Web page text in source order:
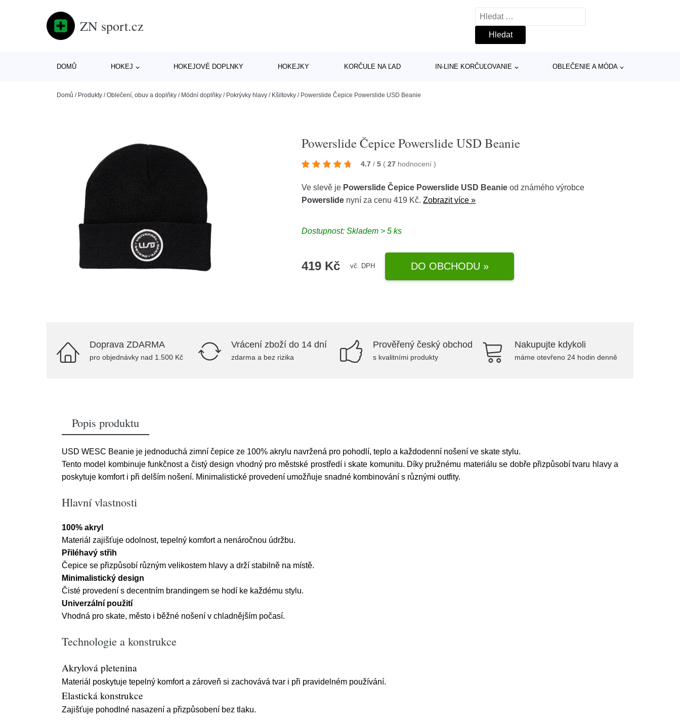
ZN sport.cz
Vyhledávání
DOMŮ HOKEJ HOKEJOVÉ DOPLNKY HOKEJKY KORČULE NA ĽAD IN-LINE KORČUĽOVANIE OBLEČENIE A MÓDA
Domů / Produkty /Oblečení, obuv a doplňky / Módní doplňky / Pokrývky hlavy / Kšiltovky / Powerslide Čepice Powerslide USD Beanie
Powerslide Čepice Powerslide USD Beanie
4.7 / 5 ( 27 hodnocení)
Ve slevě je Powerslide Čepice Powerslide USD Beanie od známého výrobce
Powerslide nyní za cenu 419 Kč.Zobrazit více »
Dostupnost: Skladem > 5 ks
419 Kč vč. DPH DO OBCHODU »
Doprava ZDARMA
pro objednávky nad 1.500 Kč
Vrácení zboží do 14 dní
zdarma a bez rizika
Prověřený český obchod
s kvalitními produkty
Nakupujte kdykoli
máme otevřeno 24 hodin denně
Popis produktu
USD WESC Beanie je jednoduchá zimní čepice ze 100% akrylu navržená pro pohodlí, teplo a každodenní nošení ve skate stylu.
Tento model kombinuje funkčnost a čistý design vhodný pro městské prostředí i skate komunitu. Díky pružnému materiálu se dobře přizpůsobí tvaru hlavy a
poskytuje komfort i při delším nošení. Minimalistické provedení umožňuje snadné kombinování s různými outfity.
Hlavní vlastnosti
100% akryl
Materiál zajišťuje odolnost, tepelný komfort a nenáročnou údržbu.
Přiléhavý střih
Čepice se přizpůsobí různým velikostem hlavy a drží stabilně na místě.
Minimalistický design
Čisté provedení s decentním brandingem se hodí ke každému stylu.
Univerzální použití
Vhodná pro skate, město i běžné nošení v chladnějším počasí.
Technologie a konstrukce
Akrylová pletenina
Materiál poskytuje tepelný komfort a zároveň si zachovává tvar i při pravidelném používání.
Elastická konstrukce
Zajišťuje pohodlné nasazení a přizpůsobení bez tlaku.